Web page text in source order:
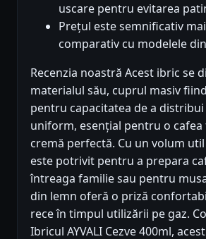
uscare pentru evitarea
Prețul este semnificativ
comparativ cu modelele
Recenzia noastră Acest ibric se
materialul său, cuprul masiv
pentru capacitatea de a
uniform, esențial pentru o cafea
cremă perfectă. Cu un volum
este potrivit pentru a prepara
întreaga familie sau pentru
din lemn oferă o priză
rece în timpul utilizării pe gaz.
Ibricul AYVALI Cezve 400ml,